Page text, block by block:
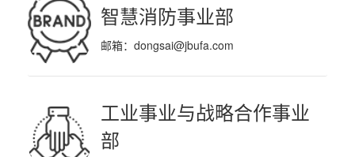
智慧消防事业部
邮箱： dongsai@jbufa.com
工业事业与战略合作事业
部